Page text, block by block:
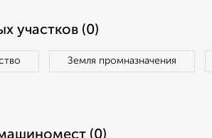
участков (0)
Земля промназначения
(0)